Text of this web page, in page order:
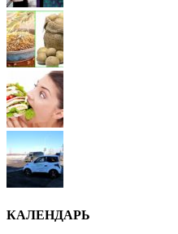
КАЛЕНДАРЬ